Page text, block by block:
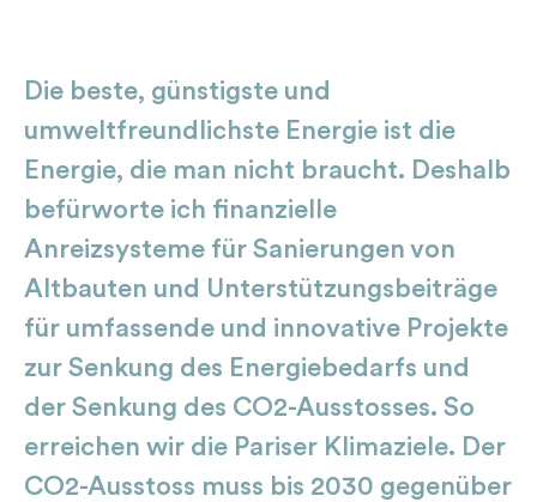
Die beste, günstigste und
umweltfreundlichste Energie ist die
Energie, die man nicht braucht. Deshalb
befürworte ich finanzielle
Anreizsysteme für Sanierungen von
Altbauten und Unterstützungsbeiträge
für umfassende und innovative Projekte
zur Senkung des Energiebedarfs und
der Senkung des CO2-Ausstosses. So
erreichen wir die Pariser Klimaziele. Der
CO2-Ausstoss muss bis 2030 gegenüber